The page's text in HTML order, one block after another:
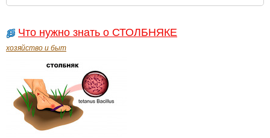
Что нужно знать о СТОЛБНЯКЕ
хозяйство и быт